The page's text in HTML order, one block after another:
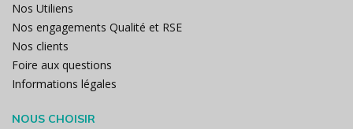
Nos Utiliens
Nos engagements Qualité et RSE
Nos clients
Foire aux questions
Informations légales
NOUS CHOISIR